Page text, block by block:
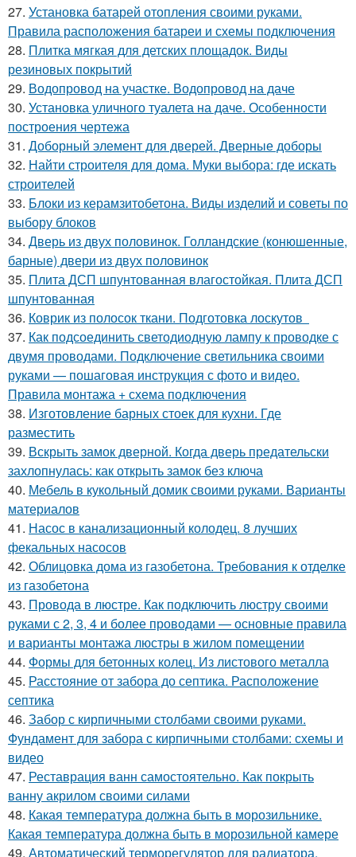
27. Установка батарей отопления своими руками.
Правила расположения батареи и схемы подключения
28. Плитка мягкая для детских площадок. Виды
резиновых покрытий
29. Водопровод на участке. Водопровод на даче
30. Установка уличного туалета на даче. Особенности
построения чертежа
31. Доборный элемент для дверей. Дверные доборы
32. Найти строителя для дома. Муки выбора: где искать
строителей
33. Блоки из керамзитобетона. Виды изделий и советы по
выбору блоков
34. Дверь из двух половинок. Голландские (конюшенные,
барные) двери из двух половинок
35. Плита ДСП шпунтованная влагостойкая. Плита ДСП
шпунтованная
36. Коврик из полосок ткани. Подготовка лоскутов
37. Как подсоединить светодиодную лампу к проводке с
двумя проводами. Подключение светильника своими
руками — пошаговая инструкция с фото и видео.
Правила монтажа + схема подключения
38. Изготовление барных стоек для кухни. Где
разместить
39. Вскрыть замок дверной. Когда дверь предательски
захлопнулась: как открыть замок без ключа
40. Мебель в кукольный домик своими руками. Варианты
материалов
41. Насос в канализационный колодец. 8 лучших
фекальных насосов
42. Облицовка дома из газобетона. Требования к отделке
из газобетона
43. Провода в люстре. Как подключить люстру своими
руками с 2, 3, 4 и более проводами — основные правила
и варианты монтажа люстры в жилом помещении
44. Формы для бетонных колец. Из листового металла
45. Расстояние от забора до септика. Расположение
септика
46. Забор с кирпичными столбами своими руками.
Фундамент для забора с кирпичными столбами: схемы и
видео
47. Реставрация ванн самостоятельно. Как покрыть
ванну акрилом своими силами
48. Какая температура должна быть в морозильнике.
Какая температура должна быть в морозильной камере
49. Автоматический терморегулятор для радиатора.